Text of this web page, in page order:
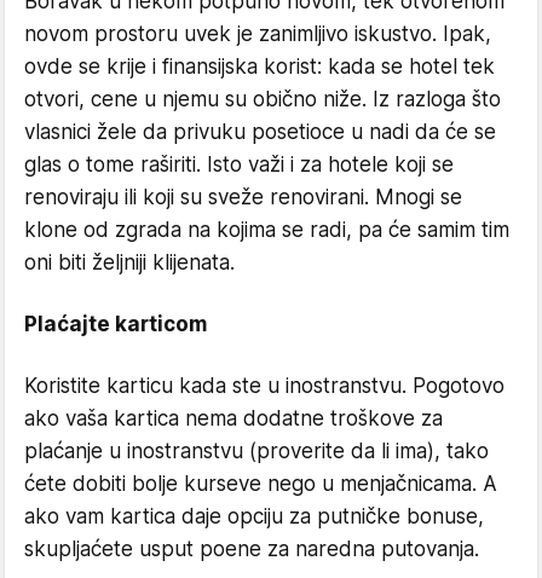
novom prostoru uvek je zanimljivo iskustvo. Ipak,
ovde se krije i finansijska korist: kada se hotel tek
otvori, cene u njemu su obično niže. Iz razloga što
vlasnici žele da privuku posetioce u nadi da će se
glas o tome raširiti. Isto važi i za hotele koji se
renoviraju ili koji su sveže renovirani. Mnogi se
klone od zgrada na kojima se radi, pa će samim tim
oni biti željniji klijenata.
Plaćajte karticom
Koristite karticu kada ste u inostranstvu. Pogotovo
ako vaša kartica nema dodatne troškove za
plaćanje u inostranstvu (proverite da li ima), tako
ćete dobiti bolje kurseve nego u menjačnicama. A
ako vam kartica daje opciju za putničke bonuse,
skupljaćete usput poene za naredna putovanja.